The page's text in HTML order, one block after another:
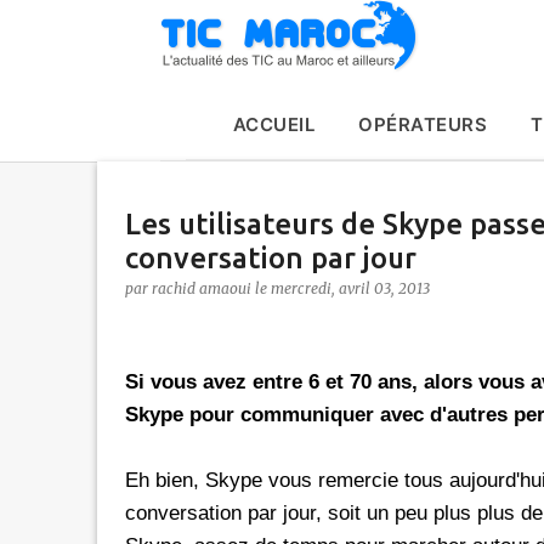
ACCUEIL OPÉRATEURS
Les utilisateurs de Skype
conversation par jour
par rachid amaoui le mercredi, avril 03, 2013
Si vous avez entre 6 et 70 ans, alors vous
Skype pour communiquer avec d'autres
Eh bien, Skype vous remercie tous
conversation par jour, soit un peu plus plus